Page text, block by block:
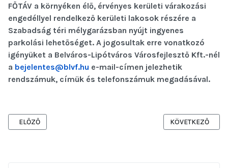
FŐTÁV a környéken élő, érvényes kerületi várakozási
engedéllyel rendelkező kerületi lakosok részére a
Szabadság téri mélygarázsban nyújt ingyenes
parkolási lehetőséget. A jogosultak erre vonatkozó
igényüket a Belváros-Lipótváros Városfejlesztő Kft.-nél
a bejelentes@blvf.hu e-mail-címen jelezhetik
rendszámuk, címük és telefonszámuk megadásával.
ELŐZŐ CIKK: TÁJÉKOZTATÁS AZ OKTÓBER 6. UTCÁBAN ÉJSZAKAI
ELŐZŐ KÖVETKEZŐ
KÖVETKEZŐ